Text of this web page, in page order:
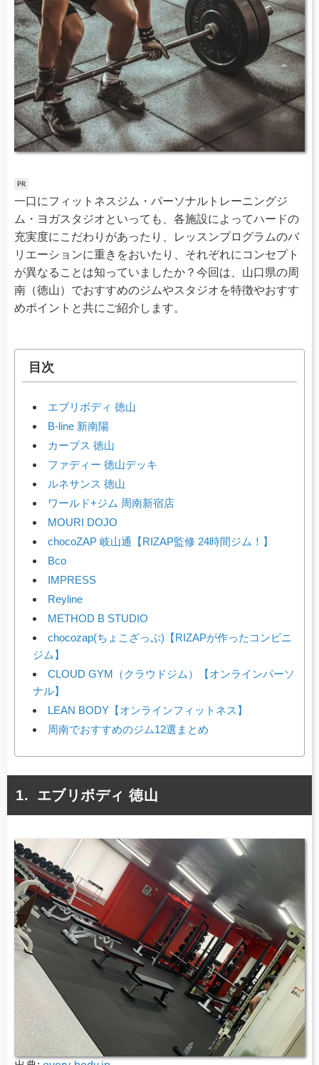
一口にフィットネスジム・パーソナルトレーニングジ
ム・ヨガスタジオといっても、各施設によってハードの
充実度にこだわりがあったり、レッスンプログラムのバ
リエーションに重きをおいたり、それぞれにコンセプト
が異なることは知っていましたか？今回は、山口県の周
南（徳山）でおすすめのジムやスタジオを特徴やおすす
めポイントと共にご紹介します。
目次
エブリボディ 徳山
B-line 新南陽
カーブス 徳山
ファディー 徳山デッキ
ルネサンス 徳山
ワールド+ジム 周南新宿店
MOURI DOJO
chocoZAP 岐山通【RIZAP監修 24時間ジム！】
Bco
IMPRESS
Reyline
METHOD B STUDIO
chocozap(ちょこざっぷ)【RIZAPが作ったコンビニ
ジム】
CLOUD GYM（クラウドジム）【オンラインパーソ
ナル】
LEAN BODY【オンラインフィットネス】
周南でおすすめのジム12選まとめ
エブリボディ 徳山